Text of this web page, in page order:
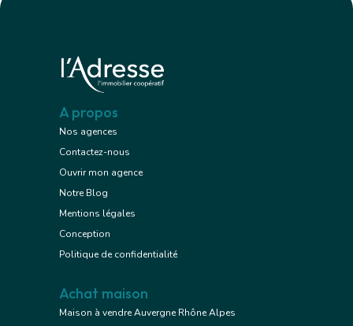
A propos
Nos agences
Contactez-nous
Ouvrir mon agence
Notre Blog
Mentions légales
Conception
Politique de confidentialité
Achat maison
Maison à vendre Auvergne Rhône Alpes